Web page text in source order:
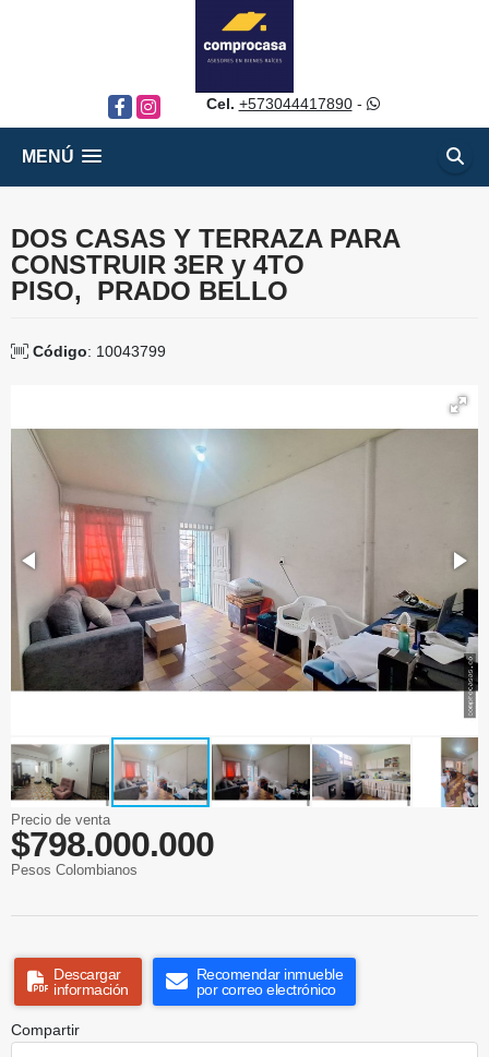
FacebookInstagram Cel. +573044417890-
MENÚ
DOS CASAS Y TERRAZA PARA
CONSTRUIR 3ER y 4TO
PISO, PRADO BELLO
Código: 10043799
Precio de venta
$798.000.000
Pesos Colombianos
Descargar
información
Recomendar inmueble
por correo electrónico
Compartir